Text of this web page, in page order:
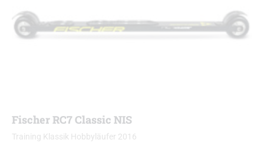
Fischer RC7 Classic NIS
Training Klassik Hobbyläufer 2016